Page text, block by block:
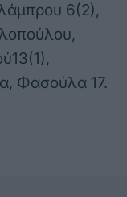
6(2),
Φασούλα 17.